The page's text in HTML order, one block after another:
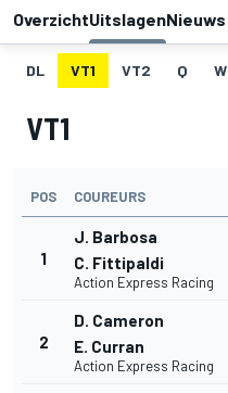
OverzichtUitslagenNieuws
DL VT1 VT2 Q W
VT1
POS COUREURS
1
J. Barbosa
C. Fittipaldi
Action Express Racing
2
D. Cameron
E. Curran
Action Express Racing